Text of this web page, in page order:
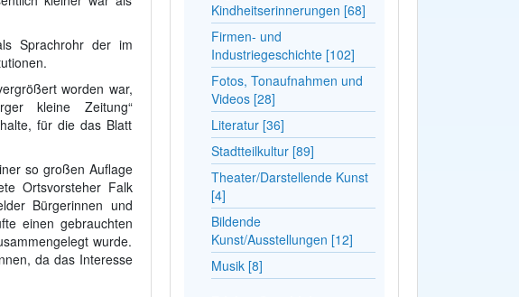
Sprachrohr der im
worden war,
kleine Zeitung“
für die das Blatt
so großen Auflage
Ortsvorsteher Falk
Bürgerinnen und
einen gebrauchten
wurde.
da das Interesse
Kindheitserinnerungen [68]
Firmen- und
Industriegeschichte [102]
Fotos, Tonaufnahmen und
Videos [28]
Literatur [36]
Stadtteilkultur [89]
Theater/Darstellende Kunst
[4]
Bildende
Kunst/Ausstellungen [12]
Musik [8]